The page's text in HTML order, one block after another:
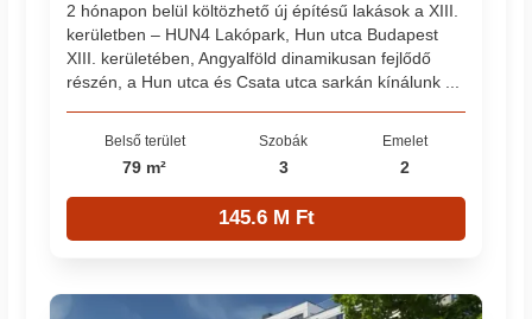
2 hónapon belül költözhető új építésű lakások a XIII.
kerületben – HUN4 Lakópark, Hun utca Budapest
XIII. kerületében, Angyalföld dinamikusan fejlődő
részén, a Hun utca és Csata utca sarkán kínálunk ...
Belső terület
79 m²
Szobák
3
Emelet
2
145.6 M Ft